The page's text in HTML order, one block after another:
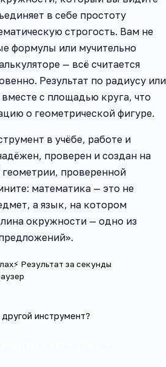
в себе простоту
строгость. Вам не
формулы или мучительно
— всё считается
Результат по радиусу или
с площадью круга, что
о геометрической фигуре.
в учёбе, работе и
проверен и создан на
проверенной
математика — это не
а язык, на котором
окружности — одно из
⚡ Результат за секунды
инструмент?